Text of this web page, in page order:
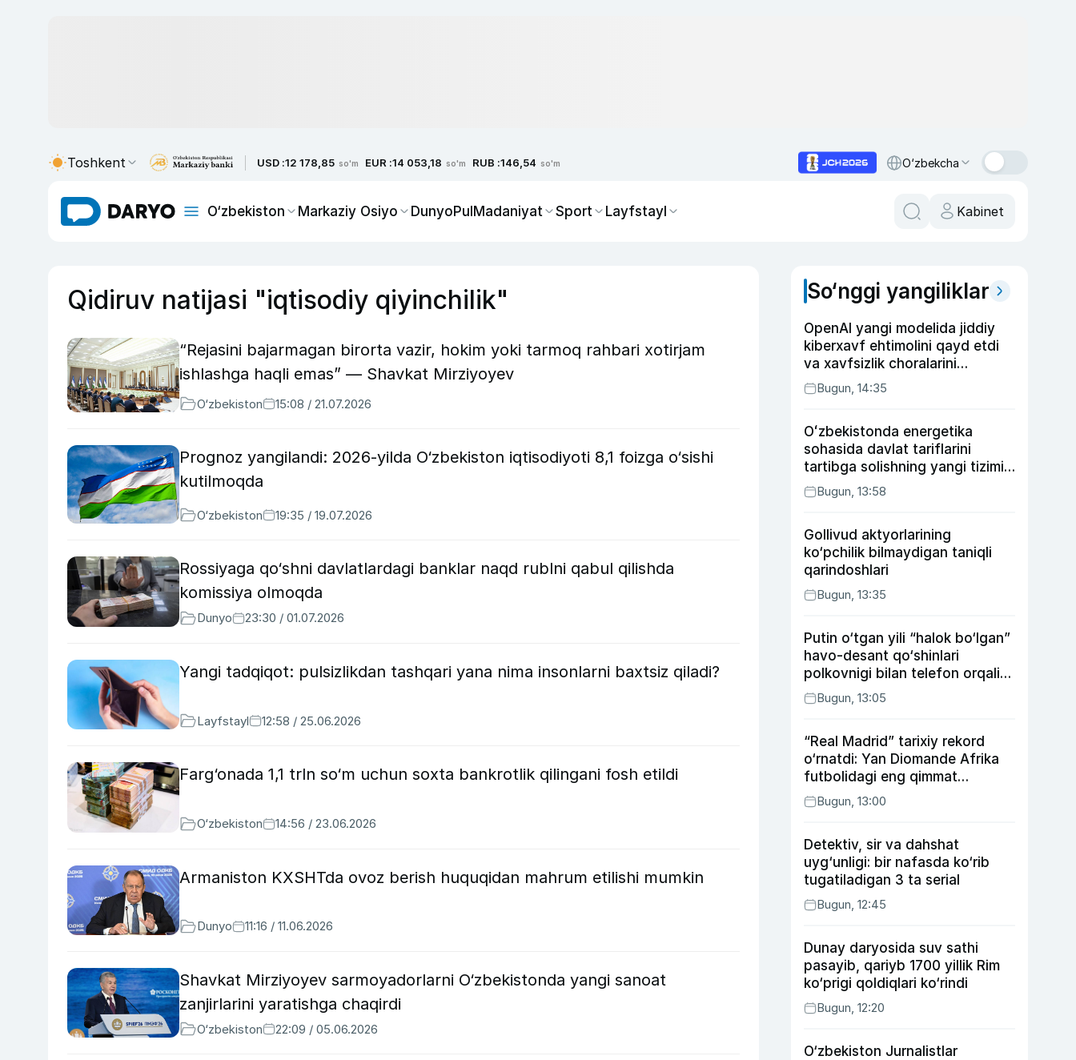
Toshkent USD :12 178,85 so'm EUR :14 053,18 so'm RUB :146,54 so'm O‘zbekcha
O‘zbekiston Markaziy Osiyo DunyoPulMadaniyat Sport Layfstayl Kabinet
Qidiruv natijasi "iqtisodiy qiyinchilik"
“Rejasini bajarmagan birorta vazir, hokim yoki tarmoq rahbari xotirjam
ishlashga haqli emas” — Shavkat Mirziyoyev
O‘zbekiston 15:08 / 21.07.2026
Prognoz yangilandi: 2026-yilda O‘zbekiston iqtisodiyoti 8,1 foizga o‘sishi
kutilmoqda
O‘zbekiston 19:35 / 19.07.2026
Rossiyaga qo‘shni davlatlardagi banklar naqd rublni qabul qilishda
komissiya olmoqda
Dunyo 23:30 / 01.07.2026
Yangi tadqiqot: pulsizlikdan tashqari yana nima insonlarni baxtsiz qiladi?
Layfstayl 12:58 / 25.06.2026
Farg‘onada 1,1 trln so‘m uchun soxta bankrotlik qilingani fosh etildi
O‘zbekiston 14:56 / 23.06.2026
Armaniston KXSHTda ovoz berish huquqidan mahrum etilishi mumkin
Dunyo 11:16 / 11.06.2026
Shavkat Mirziyoyev sarmoyadorlarni O‘zbekistonda yangi sanoat
zanjirlarini yaratishga chaqirdi
O‘zbekiston 22:09 / 05.06.2026
So‘nggi yangiliklar
OpenAI yangi modelida jiddiy
kiberxavf ehtimolini qayd etdi
va xavfsizlik choralarini
kuchaytirdi
Bugun, 14:35
Oʻzbekistonda energetika
sohasida davlat tariflarini
tartibga solishning yangi tizimi
joriy etildi
Bugun, 13:58
Gollivud aktyorlarining
ko‘pchilik bilmaydigan taniqli
qarindoshlari
Bugun, 13:35
Putin o‘tgan yili “halok bo‘lgan”
havo-desant qo‘shinlari
polkovnigi bilan telefon orqali
suhbatlashdi
Bugun, 13:05
“Real Madrid” tarixiy rekord
o‘rnatdi: Yan Diomande Afrika
futbolidagi eng qimmat
transferga aylandi
Bugun, 13:00
Detektiv, sir va dahshat
uyg‘unligi: bir nafasda ko‘rib
tugatiladigan 3 ta serial
Bugun, 12:45
Dunay daryosida suv sathi
pasayib, qariyb 1700 yillik Rim
ko‘prigi qoldiqlari ko‘rindi
Bugun, 12:20
O‘zbekiston Jurnalistlar